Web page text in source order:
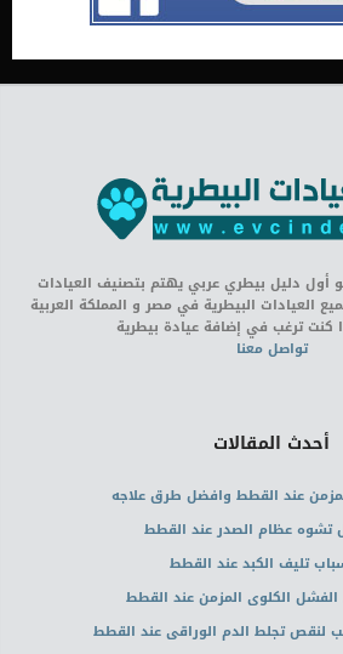
أول دليل بيطري عربي يهتم بتصنيف العيادات
العيادات البيطرية في مصر و المملكة العربية
كنت ترغب في إضافة عيادة بيطرية
تواصل معنا
أحدث المقالات
عند القطط وافضل طرق علاجه
تشوه عظام الصدر عند القطط
تليف الكبد عند القطط
الكلوى المزمن عند القطط
لنقص تجلط الدم الوراقى عند القطط